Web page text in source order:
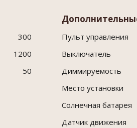
300
1200
50
Пульт управления
Выключатель
Диммируемость
Место установки
Солнечная батарея
Датчик движения